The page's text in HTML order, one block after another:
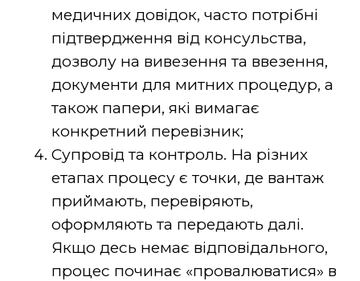
медичних довідок, часто потрібні
підтвердження від консульства,
дозволу на вивезення та ввезення,
документи для митних процедур, а
також папери, які вимагає
конкретний перевізник;
Супровід та контроль. На різних
етапах процесу є точки, де вантаж
приймають, перевіряють,
оформляють та передають далі.
Якщо десь немає відповідального,
процес починає «провалюватися» в